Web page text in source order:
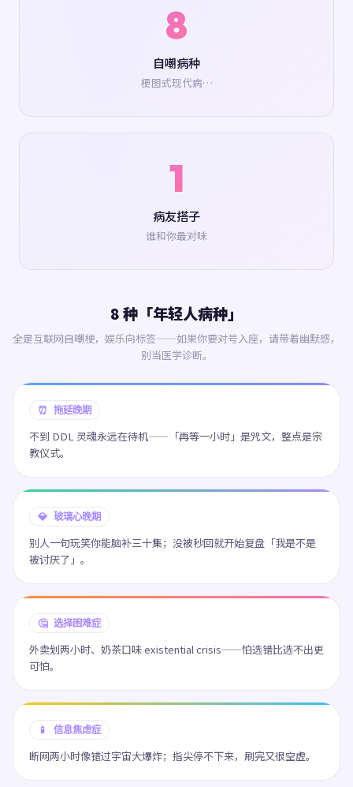
8
自嘲病种
梗图式现代病…
1
病友搭子
谁和你最对味
8 种「年轻人病种」
全是互联网自嘲梗，娱乐向标签——如果你要对号入座，请带着幽默感，
别当医学诊断。
⏰ 拖延晚期
不到 DDL 灵魂永远在待机——「再等一小时」是咒文，整点是宗
教仪式。
💎 玻璃心晚期
别人一句玩笑你能脑补三十集；没被秒回就开始复盘「我是不是
被讨厌了」。
🤔 选择困难症
外卖划两小时、奶茶口味 existential crisis——怕选错比选不出更
可怕。
📱 信息焦虑症
断网两小时像错过宇宙大爆炸；指尖停不下来，刷完又很空虚。